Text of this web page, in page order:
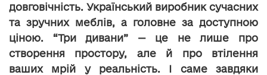
довговічність. Український виробник сучасних
та зручних меблів, а головне за доступною
ціною. “Три дивани” — це не лише про
створення простору, але й про втілення
ваших мрій у реальність. І саме завдяки